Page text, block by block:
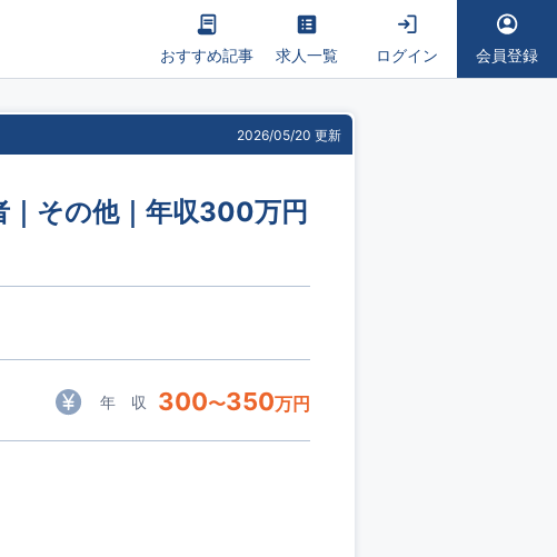
おすすめ記事 求人一覧 ログイン 会員登録
2026/05/20 更新
その他｜年収300万円
年 収 300〜350万円